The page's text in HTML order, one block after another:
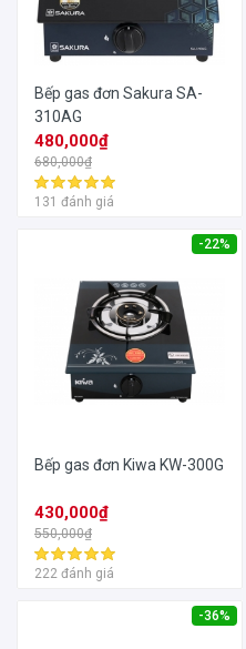
Bếp gas đơn Sakura SA-
310AG
480,000₫
680,000₫
131 đánh giá
-22%
Bếp gas đơn Kiwa KW-300G
430,000₫
550,000₫
222 đánh giá
-36%